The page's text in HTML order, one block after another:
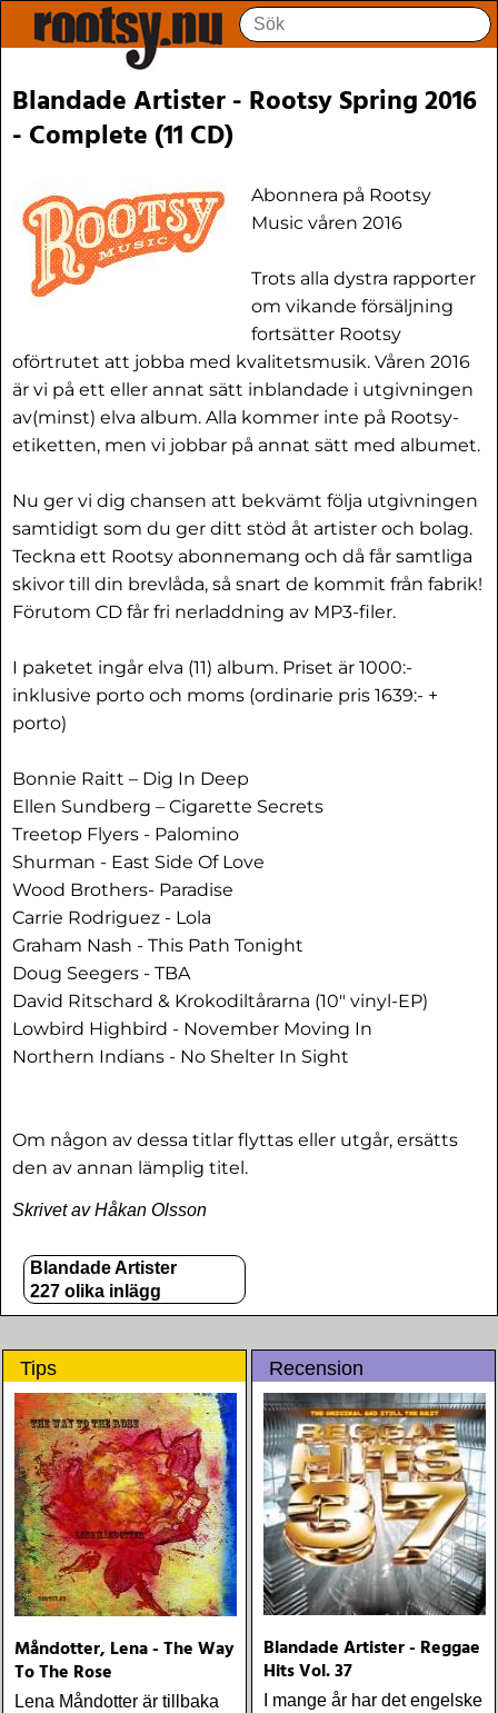
Blandade Artister - Rootsy Spring 2016
- Complete (11 CD)
Abonnera på Rootsy
Music våren 2016
Trots alla dystra rapporter
om vikande försäljning
fortsätter Rootsy
oförtrutet att jobba med kvalitetsmusik. Våren 2016
är vi på ett eller annat sätt inblandade i utgivningen
av(minst) elva album. Alla kommer inte på Rootsy-
etiketten, men vi jobbar på annat sätt med albumet.
Nu ger vi dig chansen att bekvämt följa utgivningen
samtidigt som du ger ditt stöd åt artister och bolag.
Teckna ett Rootsy abonnemang och då får samtliga
skivor till din brevlåda, så snart de kommit från fabrik!
Förutom CD får fri nerladdning av MP3-filer.
I paketet ingår elva (11) album. Priset är 1000:-
inklusive porto och moms (ordinarie pris 1639:- +
porto)
Bonnie Raitt – Dig In Deep
Ellen Sundberg – Cigarette Secrets
Treetop Flyers - Palomino
Shurman - East Side Of Love
Wood Brothers- Paradise
Carrie Rodriguez - Lola
Graham Nash - This Path Tonight
Doug Seegers - TBA
David Ritschard & Krokodiltårarna (10" vinyl-EP)
Lowbird Highbird - November Moving In
Northern Indians - No Shelter In Sight
Om någon av dessa titlar flyttas eller utgår, ersätts
den av annan lämplig titel.
Skrivet av Håkan Olsson
Blandade Artister
227 olika inlägg
Tips
Måndotter, Lena - The Way
To The Rose
Lena Måndotter är tillbaka
Recension
Blandade Artister - Reggae
Hits Vol. 37
I mange år har det engelske